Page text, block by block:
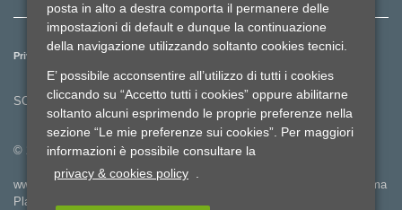
Privacy e cookies policy
Lavora con noi
Credits
SOCIAL
© 2025 Fondo Gomma Plastica - Cod.Fiscale 97233020151
www.fondogommaplastica.it è l’unico portale ufficiale del Fondo Gomma
Plastica
posta in alto a destra comporta il permanere delle
impostazioni di default e dunque la continuazione
della navigazione utilizzando soltanto cookies tecnici.
E’ possibile acconsentire all’utilizzo di tutti i cookies
cliccando su “Accetto tutti i cookies” oppure abilitarne
soltanto alcuni esprimendo le proprie preferenze nella
sezione “Le mie preferenze sui cookies”. Per maggiori
informazioni è possibile consultare la
privacy & cookies policy